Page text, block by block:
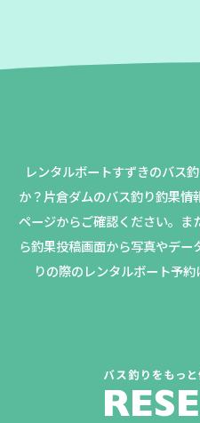
レンタルボートすずきのバス
か？片倉ダムのバス釣り釣果情
ページからご確認ください。 ま
ら釣果投稿画面から写真やデ
りの際のレンタルボート予約